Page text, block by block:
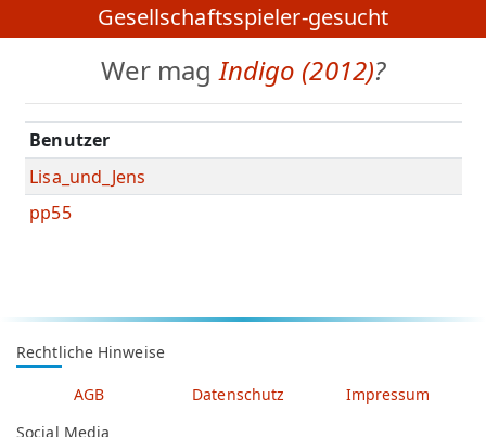
Gesellschaftsspieler-gesucht
Wer magIndigo (2012)?
Benutzer
Lisa_und_Jens
pp55
Rechtliche Hinweise
AGB Datenschutz
Impressum
Social Media